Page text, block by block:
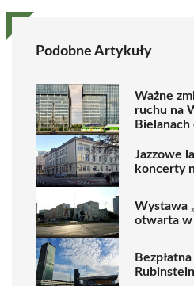
Podobne Artykuły
Ważne
ruchu na
Bielanach
Jazzowe
koncerty
Wystawa
otwarta